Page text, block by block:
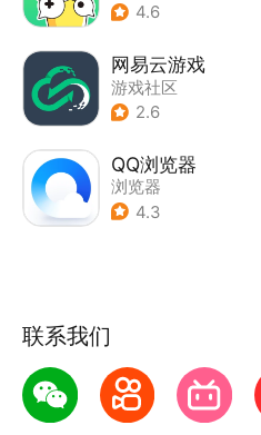
4.6
网易云游戏
游戏社区
2.6
QQ浏览器
浏览器
4.3
联系我们